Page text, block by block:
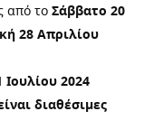
από τοΣάββατο 20
28 Απριλίου
2024
διαθέσιμες